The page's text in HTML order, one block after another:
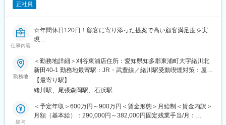
■キャリアパス
入社後は研修を受け、まずは販売スタッフとして独り立ちいただ
その後、売り上げ管理やシフト管理等にも業務を広げていただ
き、前職にて店長経験のある方であれば早ければ半年程度で店長
をお任せする予定です。
今回は店長候補としての募集ですが、さらにキャリアアップを目
指したい方は、自店舗での勤務を中心に月数回他店舗（焼津店、
田沼店）を巡回いただきながら、ゆくゆくは3店舗を統括する責任
正社員
仕事内容
☆年間休日120日！顧客に寄り添った提案で高い顧客満足度を実
現
高く営業スキルもUP！
■社風
「話しましょ、たくさん」をモットーに、お客様との会話を通じ
て深い関係性を築き、より良い暮らしを提案する住宅リフォーム
会社です。成果主義ではなく、向き合う時間の深さを重視し、チ
ームで考え実践する営業スタイルを大切にしています。
勤務地
＜勤務地詳細＞刈谷東浦店住所：愛知県知多郡東浦町大字緒川北
新田40-1 勤務地最寄駅：JR・武豊線／緒川駅受動喫煙対策：屋内
全面禁煙
【最寄り駅】
緒川駅、尾張森岡駅、石浜駅
給与
＜予定年収＞600万円～900万円＜賃金形態＞月給制＜賃金内訳＞
月額（基本給）：290,000円～382,000円固定残業手当/月：